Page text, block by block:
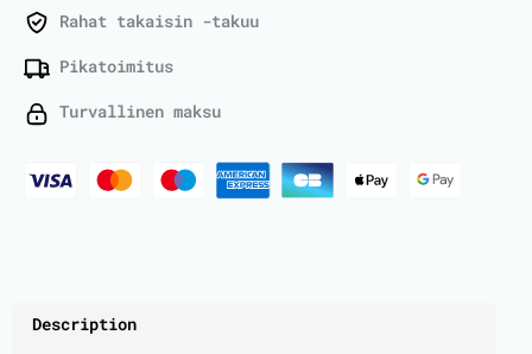
-
Liter
Rahat takaisin -takuu
Pikatoimitus
Turvallinen maksu
Description